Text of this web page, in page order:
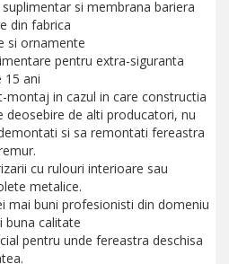
si membrana bariera
din fabrica
si ornamente
pentru extra-siguranta
15 ani
montaj in cazul in care constructia
deosebire de alti producatori, nu
si sa remontati fereastra
cu rulouri interioare sau
metalice.
mai buni profesionisti din domeniu
buna calitate
pentru unde fereastra deschisa